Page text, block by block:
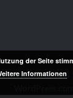
von WordPress
der Seite
Informationen